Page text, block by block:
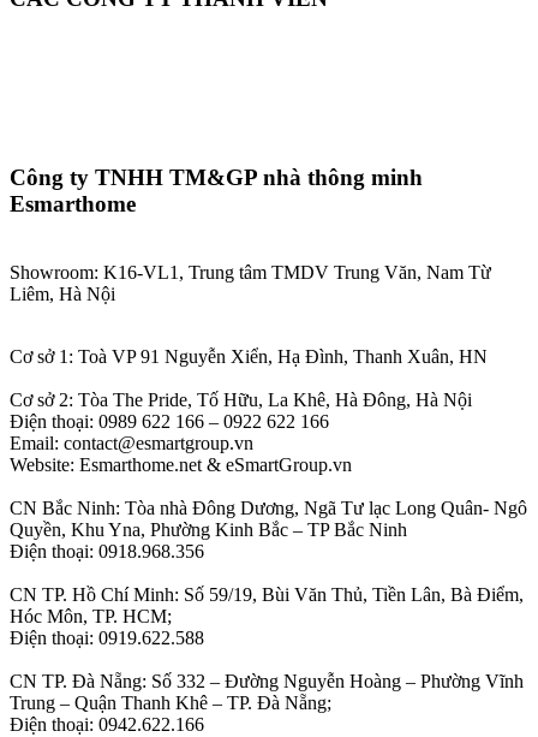
Công ty TNHH TM&GP nhà thông minh
Esmarthome
Showroom: K16-VL1, Trung tâm TMDV Trung Văn, Nam Từ
Liêm, Hà Nội
Cơ sở 1: Toà VP 91 Nguyễn Xiển, Hạ Đình, Thanh Xuân, HN
Cơ sở 2: Tòa The Pride, Tố Hữu, La Khê, Hà Đông, Hà Nội
Điện thoại: 0989 622 166 – 0922 622 166
Email: contact@esmartgroup.vn
Website: Esmarthome.net & eSmartGroup.vn
CN Bắc Ninh: Tòa nhà Đông Dương, Ngã Tư lạc Long Quân- Ngô
Quyền, Khu Yna, Phường Kinh Bắc – TP Bắc Ninh
Điện thoại: 0918.968.356
CN TP. Hồ Chí Minh: Số 59/19, Bùi Văn Thủ, Tiền Lân, Bà Điểm,
Hóc Môn, TP. HCM;
Điện thoại: 0919.622.588
CN TP. Đà Nẵng: Số 332 – Đường Nguyễn Hoàng – Phường Vĩnh
Trung – Quận Thanh Khê – TP. Đà Nẵng;
Điện thoại: 0942.622.166